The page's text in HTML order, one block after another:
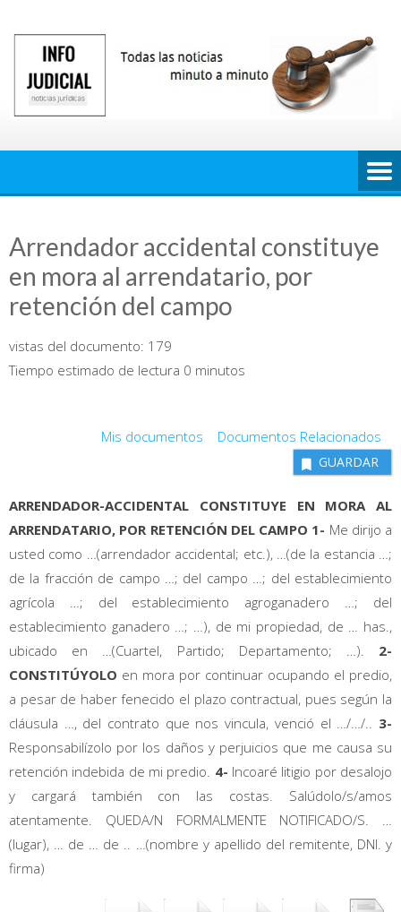
contenido
Arrendador accidental constituye
en mora al arrendatario, por
retención del campo
vistas del documento: 179
Tiempo estimado de lectura 0 minutos
Mis documentos Documentos Relacionados
GUARDAR
ARRENDADOR-ACCIDENTAL CONSTITUYE EN MORA AL
ARRENDATARIO, POR RETENCIÓN DEL CAMPO 1- Me dirijo a
usted como …(arrendador accidental; etc.), …(de la estancia …;
de la fracción de campo …; del campo …; del establecimiento
agrícola …; del establecimiento agroganadero …; del
establecimiento ganadero …; …), de mi propiedad, de … has.,
ubicado en …(Cuartel, Partido; Departamento; …). 2-
CONSTITÚYOLO en mora por continuar ocupando el predio,
a pesar de haber fenecido el plazo contractual, pues según la
cláusula …, del contrato que nos vincula, venció el …/…/.. 3-
Responsabilízolo por los daños y perjuicios que me causa su
retención indebida de mi predio. 4- Incoaré litigio por desalojo
y cargará también con las costas. Salúdolo/s/amos
atentamente. QUEDA/N FORMALMENTE NOTIFICADO/S. …
(lugar), … de … de .. …(nombre y apellido del remitente, DNI. y
firma)